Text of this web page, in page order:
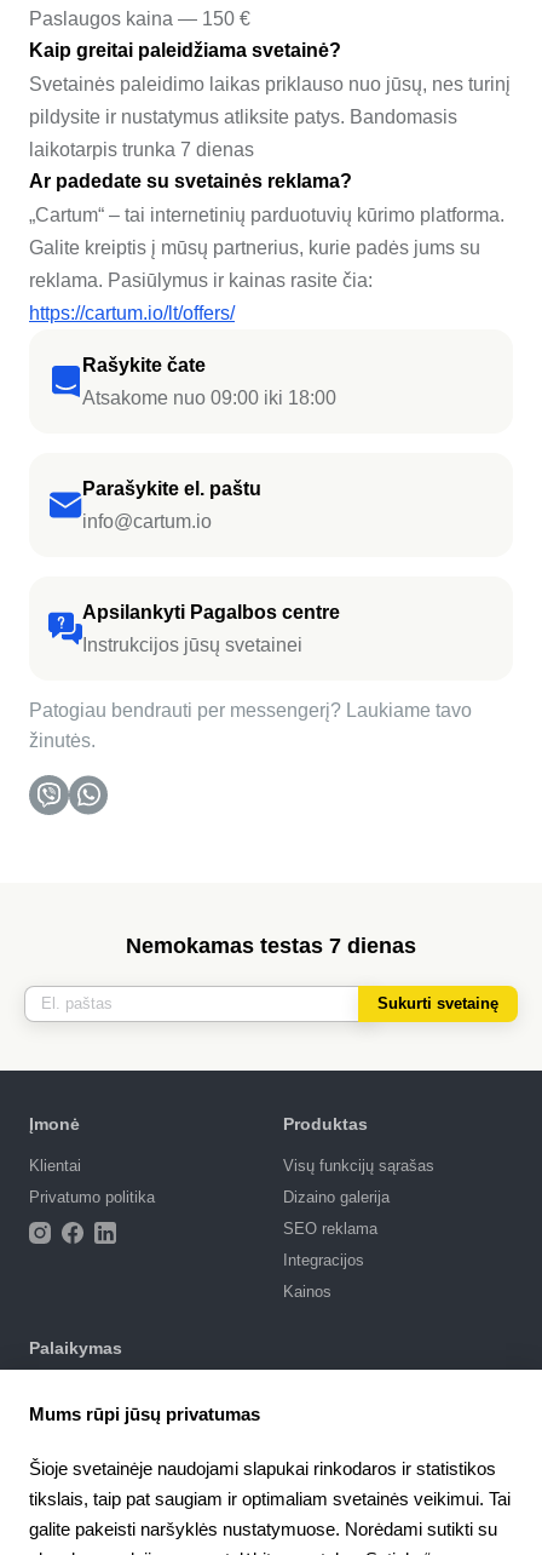
Rašykite čate
Atsakome nuo 09:00 iki 18:00
Parašykite el. paštu
info@cartum.io
Apsilankyti Pagalbos centre
Instrukcijos jūsų svetainei
Patogiau bendrauti per messengerį? Laukiame tavo
žinutės.
Paslaugos kaina — 150 €
Kaip greitai paleidžiama svetainė?
Svetainės paleidimo laikas priklauso nuo jūsų, nes turinį
pildysite ir nustatymus atliksite patys. Bandomasis
laikotarpis trunka 7 dienas
Ar padedate su svetainės reklama?
„Cartum“ – tai internetinių parduotuvių kūrimo platforma.
Galite kreiptis į mūsų partnerius, kurie padės jums su
reklama. Pasiūlymus ir kainas rasite čia:
https://cartum.io/lt/offers/
Nemokamas testas 7 dienas
Sukurti svetainę
Įmonė
Klientai
Privatumo politika
Produktas
Visų funkcijų sąrašas
Dizaino galerija
SEO reklama
Integracijos
Kainos
Palaikymas
Parašyti užklausą
Partnerystė
Partnerių programa
4.6 924atsiliepimai
Mums rūpi jūsų privatumas
Šioje svetainėje naudojami slapukai rinkodaros ir statistikos
tikslais, taip pat saugiam ir optimaliam svetainės veikimui. Tai
galite pakeisti naršyklės nustatymuose. Norėdami sutikti su